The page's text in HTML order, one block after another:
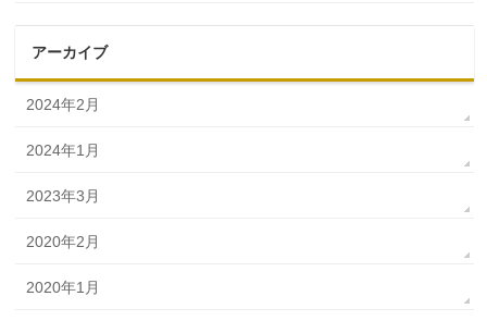
アーカイブ
2024年2月
2024年1月
2023年3月
2020年2月
2020年1月